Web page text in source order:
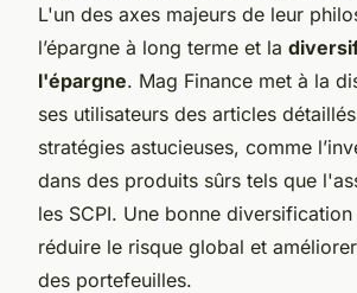
L'un des axes majeurs de leur
l’épargne à long terme et la
l'épargne. Mag Finance met à la
ses utilisateurs des articles
stratégies astucieuses, comme
dans des produits sûrs tels que
les SCPI. Une bonne
réduire le risque global et
des portefeuilles.